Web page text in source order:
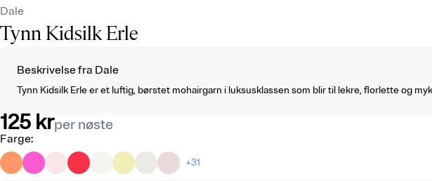
Dale
Tynn Kidsilk Erle
Beskrivelse fra Dale
Tynn Kidsilk Erle er et luftig, børstet mohairgarn i luksusklassen som blir til lekre, florlette og
125 krper nøste
Farge:
+31